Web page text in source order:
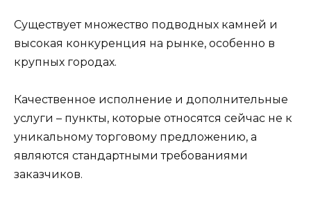
Существует множество подводных камней и
высокая конкуренция на рынке, особенно в
крупных городах.
Качественное исполнение и дополнительные
услуги – пункты, которые относятся сейчас не к
уникальному торговому предложению, а
являются стандартными требованиями
заказчиков.